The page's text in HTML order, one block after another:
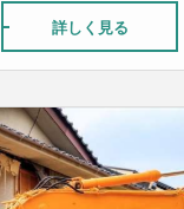
詳しく見る